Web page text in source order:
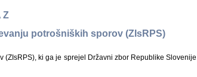
Z
potrošniških sporov (ZIsRPS)
ki ga je sprejel Državni zbor Republike